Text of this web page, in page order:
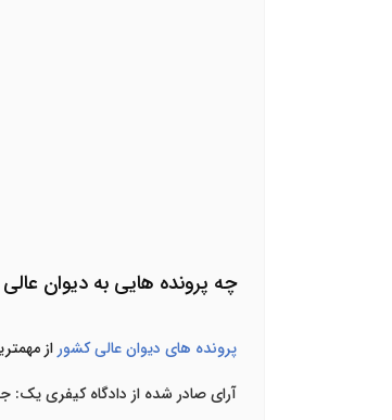
چه پرونده هایی به دیوان
پرونده های دیوان عالی کشور از
آرای صادر شده از دادگاه کیفری یک: